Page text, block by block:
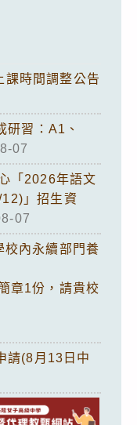
時間調整公告
研習：A1、
07
「2026年語文
」招生資
07
校內永續部門養
章1份，請貴校
請(8月13日中